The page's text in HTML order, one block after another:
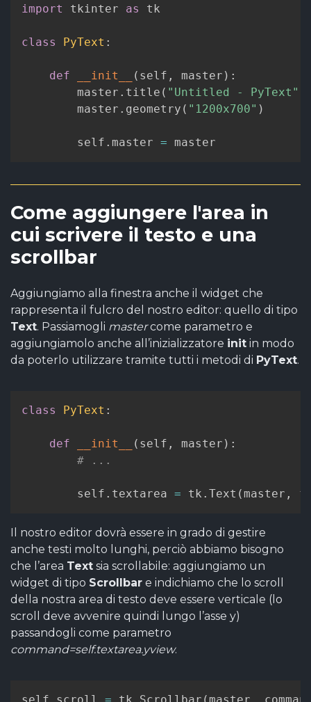
import tkinter as tk
class PyText :
def __init__ ( self , master ) :
        master
. title ( "Untitled - PyText"
        master
. geometry ( "1200x700" )
        self
. master = master
Come aggiungere l'area in
cui scrivere il testo e una
scrollbar
Aggiungiamo alla finestra anche il widget che
rappresenta il fulcro del nostro editor: quello di tipo
Text. Passiamogli mastercome parametro e
aggiungiamolo anche all’inizializzatore init in modo
da poterlo utilizzare tramite tutti i metodi di PyText.
class PyText :
def __init__ ( self , master ) :
# ...
        self
. textarea = tk . Text ( master ,
Il nostro editor dovrà essere in grado di gestire
anche testi molto lunghi, perciò abbiamo bisogno
che l’area Text sia scrollabile: aggiungiamo un
widget di tipo Scrollbar e indichiamo che lo scroll
della nostra area di testo deve essere verticale (lo
scroll deve avvenire quindi lungo l’asse y)
passandogli come parametro
command=self.textarea.yview.